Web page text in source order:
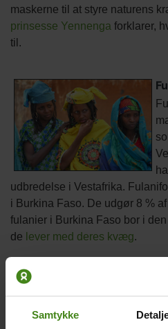
Samtykke
maskerne til at styre naturens
prinsesse Yennenga forklarer,
til.
udbredelse i Vestafrika.
i Burkina Faso. De udgør 8 %
fulanier i Burkina Faso bor i
de lever med deres kvæg.